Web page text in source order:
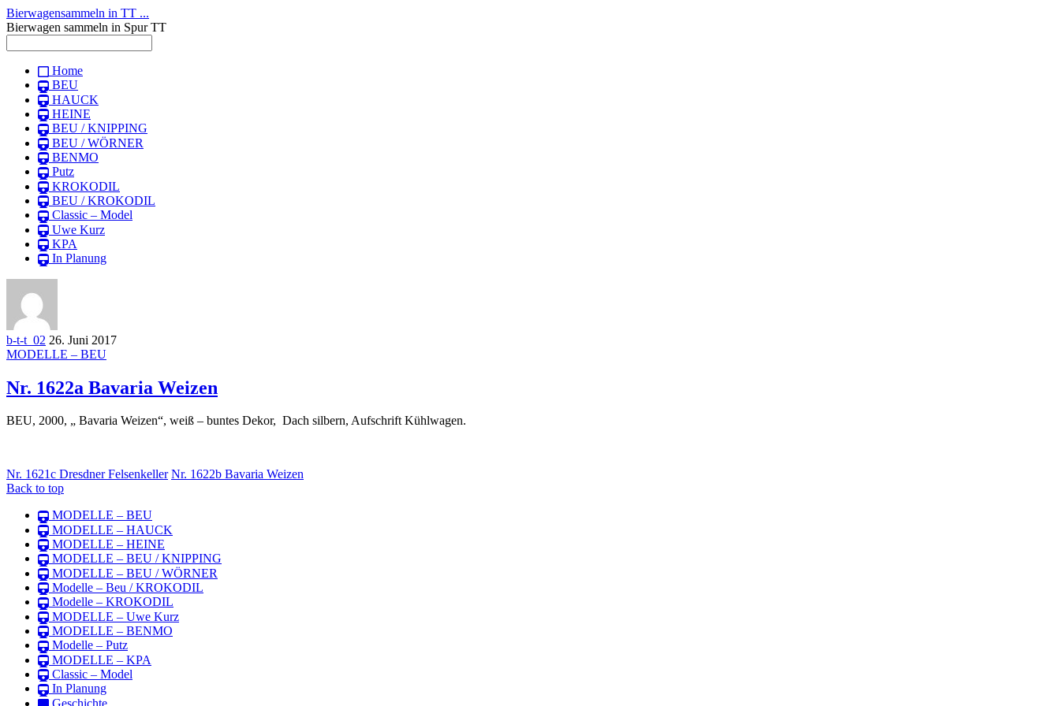
Bierwagensammeln in TT ...
Bierwagen sammeln in Spur TT
Home
BEU
HAUCK
HEINE
BEU / KNIPPING
BEU / WÖRNER
BENMO
Putz
KROKODIL
BEU / KROKODIL
Classic – Model
Uwe Kurz
KPA
In Planung
b-t-t_02 26. Juni 2017
MODELLE – BEU
Nr. 1622a Bavaria Weizen
BEU, 2000, „ Bavaria Weizen“, weiß – buntes Dekor, Dach silbern, Aufschrift Kühlwagen.
Nr. 1621c Dresdner Felsenkeller Nr. 1622b Bavaria Weizen
Back to top
MODELLE – BEU
MODELLE – HAUCK
MODELLE – HEINE
MODELLE – BEU / KNIPPING
MODELLE – BEU / WÖRNER
Modelle – Beu / KROKODIL
Modelle – KROKODIL
MODELLE – Uwe Kurz
MODELLE – BENMO
Modelle – Putz
MODELLE – KPA
Classic – Model
In Planung
Geschichte